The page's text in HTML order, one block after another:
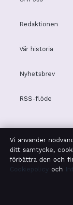
Redaktionen
Vår historia
Nyhetsbrev
RSS-flöde
OM
Vi använder
ditt samtycke,
förbättra den och
Cookiepolicy och